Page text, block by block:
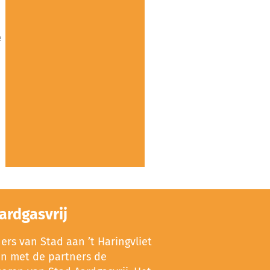
van Stad aan ’t Haringvliet
met de partners de